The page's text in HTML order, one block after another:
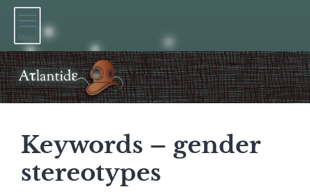
Menu
Keywords – gender
stereotypes